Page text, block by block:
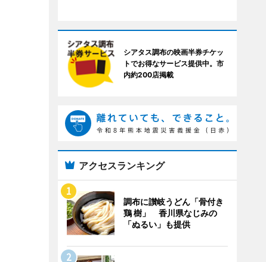
シアタス調布の映画半券チケッ
トでお得なサービス提供中。市
内約200店掲載
アクセスランキング
調布に讃岐うどん「骨付き
鶏 樹」 香川県なじみの
「ぬるい」も提供